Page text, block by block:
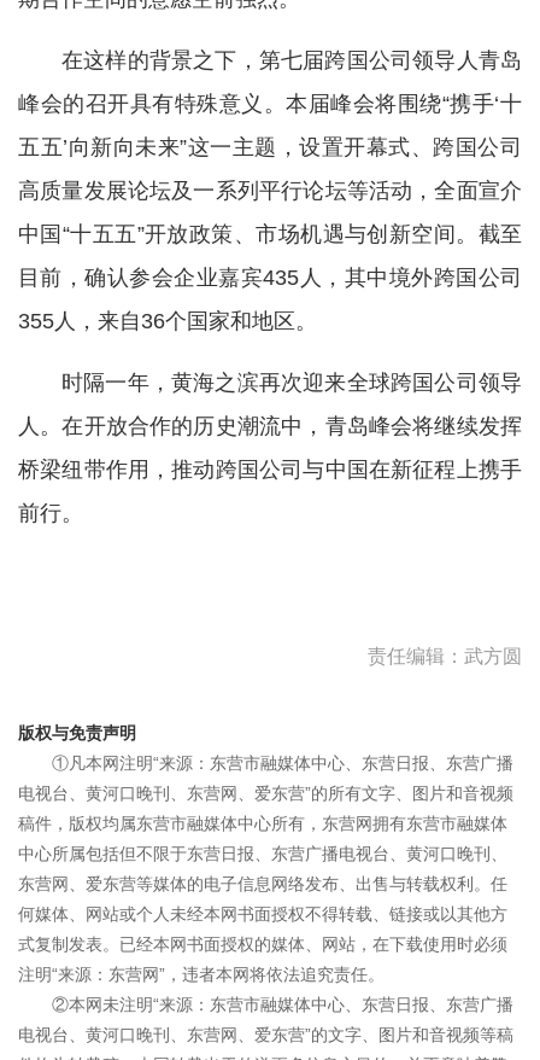
在这样的背景之下，第七届跨国公司领导人青岛
峰会的召开具有特殊意义。本届峰会将围绕“携手‘十
五五’向新向未来”这一主题，设置开幕式、跨国公司
高质量发展论坛及一系列平行论坛等活动，全面宣介
中国“十五五”开放政策、市场机遇与创新空间。截至
目前，确认参会企业嘉宾435人，其中境外跨国公司
355人，来自36个国家和地区。
时隔一年，黄海之滨再次迎来全球跨国公司领导
人。在开放合作的历史潮流中，青岛峰会将继续发挥
桥梁纽带作用，推动跨国公司与中国在新征程上携手
前行。
责任编辑：武方圆
版权与免责声明
①凡本网注明“来源：东营市融媒体中心、东营日报、东营广播
电视台、黄河口晚刊、东营网、爱东营”的所有文字、图片和音视频
稿件，版权均属东营市融媒体中心所有，东营网拥有东营市融媒体
中心所属包括但不限于东营日报、东营广播电视台、黄河口晚刊、
东营网、爱东营等媒体的电子信息网络发布、出售与转载权利。任
何媒体、网站或个人未经本网书面授权不得转载、链接或以其他方
式复制发表。已经本网书面授权的媒体、网站，在下载使用时必须
注明“来源：东营网”，违者本网将依法追究责任。
②本网未注明“来源：东营市融媒体中心、东营日报、东营广播
电视台、黄河口晚刊、东营网、爱东营”的文字、图片和音视频等稿